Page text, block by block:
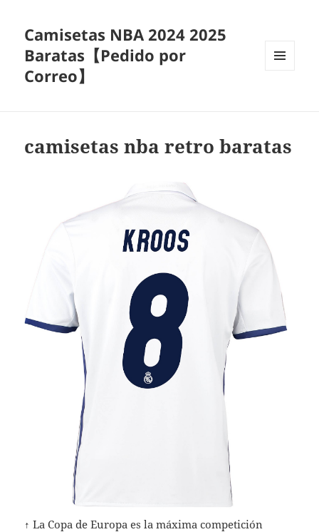
Camisetas NBA 2024 2025
Baratas【Pedido por
Correo】
camisetas nba retro baratas
↑ La Copa de Europa es la máxima competición